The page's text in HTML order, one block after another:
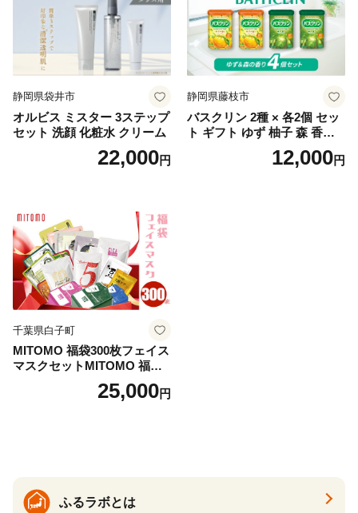
静岡県袋井市
オルビス ミスター 3ステップ
セット 洗顔 化粧水 クリーム
22,000円
静岡県藤枝市
バスクリン 2種 × 各2個 セッ
ト ギフト ゆず 柚子 森 香り
日用品 お風呂 バス用品 温活
アロマ 香り まとめ買い静岡
12,000円
千葉県白子町
MITOMO 福袋300枚フェイス
マスクセットMITOMO 福袋3
00枚フェイスマスクセット
ふるさと納税 パック ファイ
25,000円
ふるラボとは